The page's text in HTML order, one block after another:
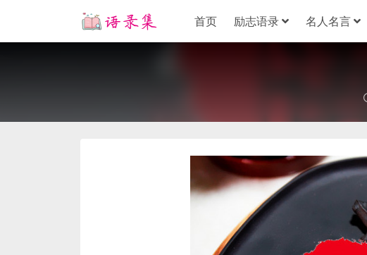
首页 励志语录 名人名言